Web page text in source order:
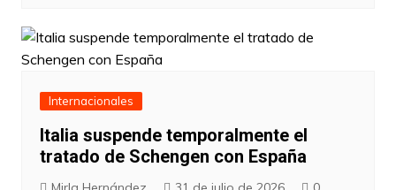
Internacionales
Italia suspende temporalmente el
tratado de Schengen con España